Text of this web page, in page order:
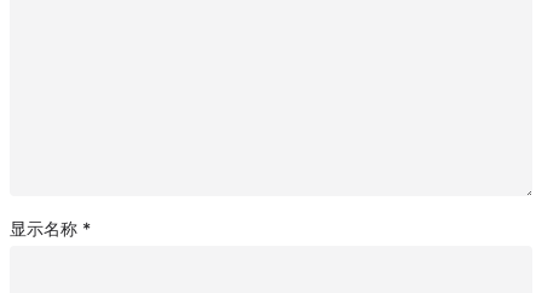
显示名称 *